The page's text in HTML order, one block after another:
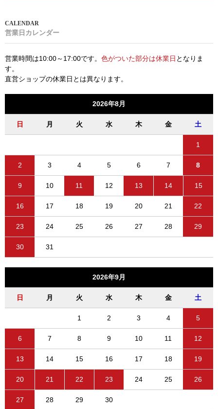
営業日カレンダー
営業時間は10:00～17:00です。 色がついた部分は休業日 となりま
す。
直営ショップの休業日とは異なります。
2026年8月
日 月 火 水 木 金 土
1
2 3 4 5 6 7 8
9 10 11 12 13 14 15
16 17 18 19 20 21 22
23 24 25 26 27 28 29
30 31
2026年9月
日 月 火 水 木 金 土
1 2 3 4 5
6 7 8 9 10 11 12
13 14 15 16 17 18 19
20 21 22 23 24 25 26
27 28 29 30